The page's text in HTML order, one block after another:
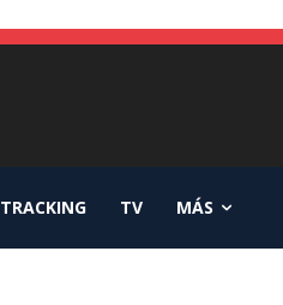
TRACKING TV MÁS